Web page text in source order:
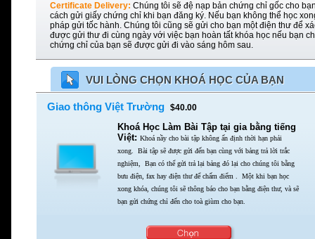
Certificate Delivery: Chúng tôi sẽ đệ nạp bản chứng chỉ gốc cho
cách gửi giấy chứng chỉ khi bạn đăng ký. Nếu bạn không thể học
pháp gửi tốc hành. Chúng tôi cũng sẽ gửi cho bạn một điện thư để
được gửi thư đi cùng ngày với việc bạn hoàn tất khóa học nếu bạn
chứng chỉ của bạn sẽ được gửi đi vào sáng hôm sau.
VUI LÒNG CHỌN KHOÁ HỌC CỦA BẠN
Giao thông Việt Trường $40.00
Khoá Học Làm Bài Tập tại gia bằng tiếng
Việt: Khoá nầy cho bài tập không ấn định thời hạn phải
xong. Bài tập sẽ được gửi đến bạn cùng với bảng trả lời trắc
nghiệm, Bạn có thể gửi trả lại bảng đó lại cho chúng tôi bằng
bưu điện, fax hay điện thư để chấm điểm . Một khi bạn học
xong khóa, chúng tôi sẽ thông báo cho bạn bằng điện thư, và sẽ
bạn gửi chứng chỉ đến cho toà giùm cho bạn.